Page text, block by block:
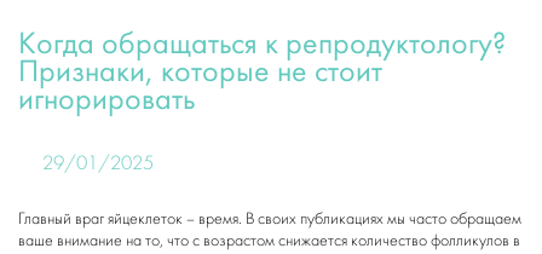
Когда обращаться к репродуктологу?
Признаки, которые не стоит
игнорировать
29/01/2025
Главный враг яйцеклеток – время. В своих публикациях мы часто обращаем
ваше внимание на то, что с возрастом снижается количество фолликулов в